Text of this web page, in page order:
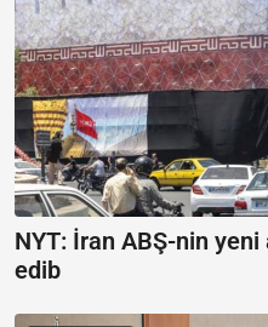
NYT: İran ABŞ-nin
edib